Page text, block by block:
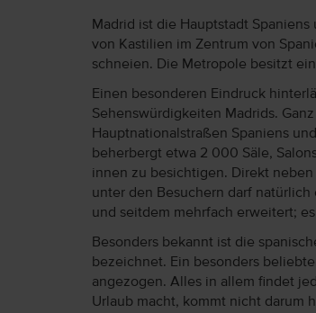
Madrid ist die Hauptstadt
von Kastilien im Zentrum von
schneien. Die Metropole besitzt
Einen besonderen Eindruck
Sehenswürdigkeiten Madrids.
Hauptnationalstraßen Spaniens
beherbergt etwa 2 000 Säle,
innen zu besichtigen. Direkt
unter den Besuchern darf natürlich
und seitdem mehrfach erweitert;
Besonders bekannt ist die
bezeichnet. Ein besonders
angezogen. Alles in allem findet
Urlaub macht, kommt nicht darum